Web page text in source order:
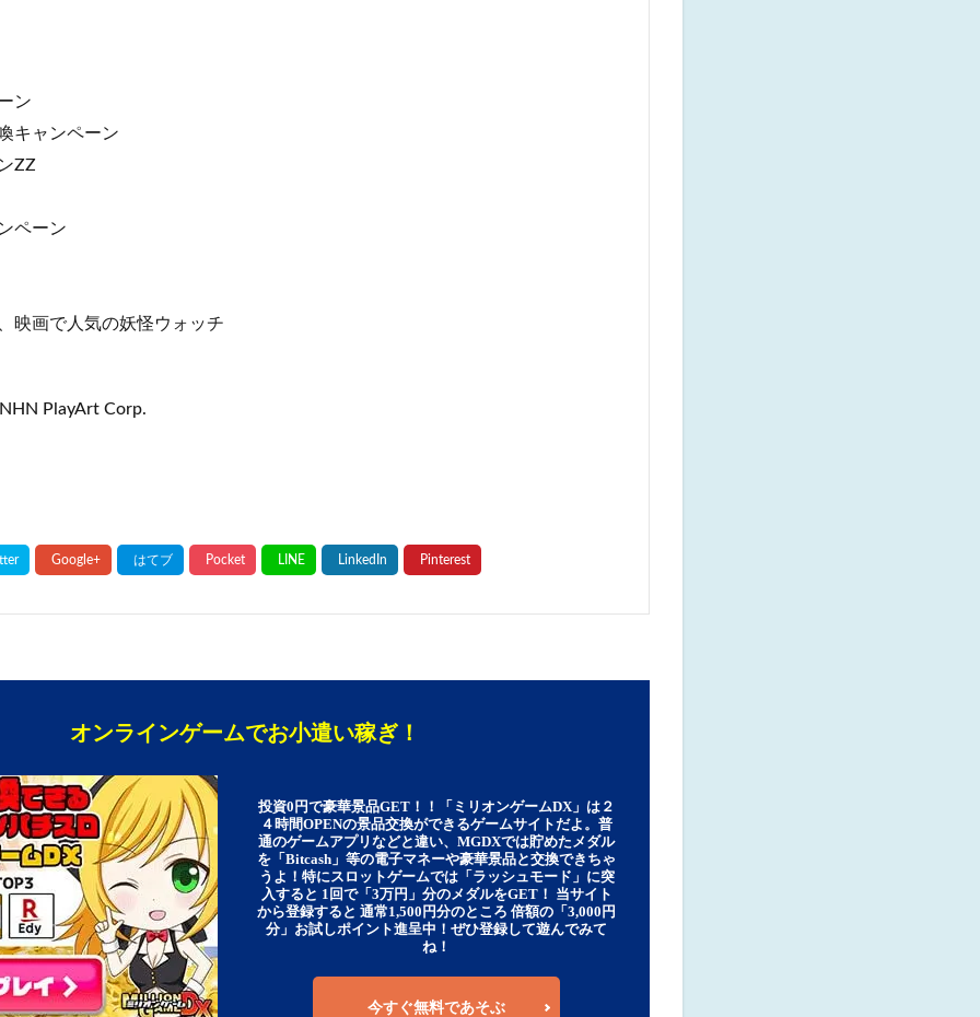
ン
キャンペーン
ZZ
ペーン
映画で人気の妖怪ウォッチ
PlayArt Corp.
オンラインゲームでお小遣い稼ぎ！
投資0円で豪華景品GET！！「ミリオンゲームDX」は２
４時間OPENの景品交換ができるゲームサイトだよ。普
通のゲームアプリなどと違い、MGDXでは貯めたメダル
を「Bitcash」等の電子マネーや豪華景品と交換できちゃ
うよ！特にスロットゲームでは「ラッシュモード」に突
入すると 1回で「3万円」分のメダルをGET！ 当サイト
から登録すると 通常1,500円分のところ 倍額の「3,000円
分」お試しポイント進呈中！ぜひ登録して遊んでみて
ね！
今すぐ無料であそぶ